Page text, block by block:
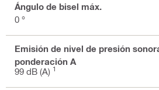
Ángulo de bisel máx.
0 °
Emisión de nivel de presión
ponderación A
99 dB (A) 1